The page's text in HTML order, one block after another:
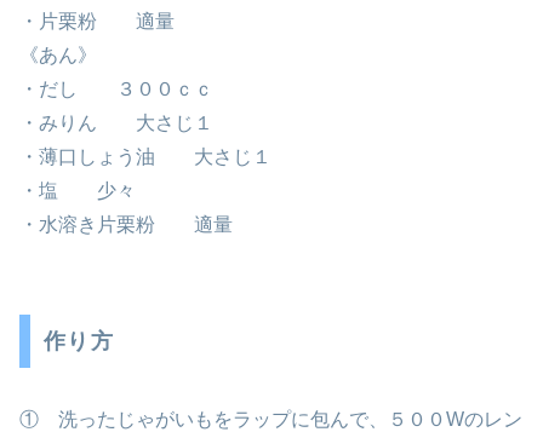
・片栗粉 適量
《あん》
・だし ３００ｃｃ
・みりん 大さじ１
・薄口しょう油 大さじ１
・塩 少々
・水溶き片栗粉 適量
作り方
① 洗ったじゃがいもをラップに包んで、５００Wのレン